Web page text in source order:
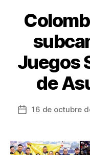
Juegos
de
Fecha
entrada
16 de octubre